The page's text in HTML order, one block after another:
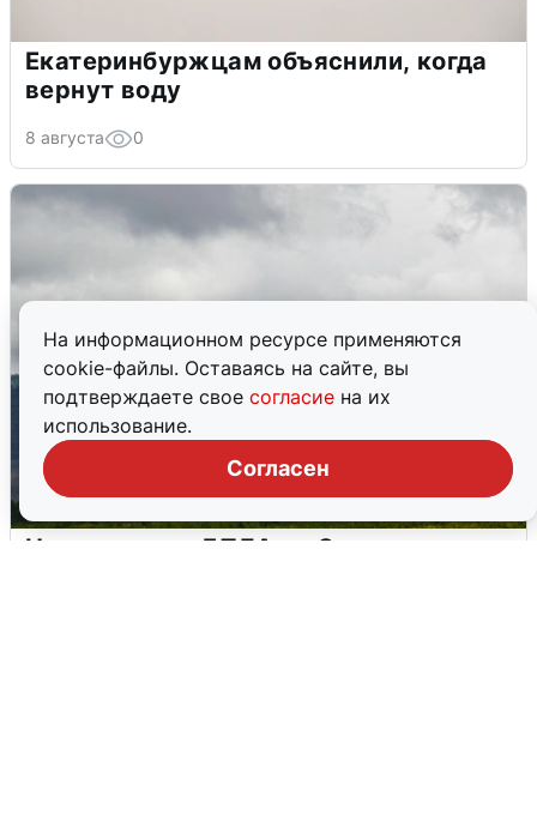
На информационном ресурсе применяются
cookie-файлы. Оставаясь на сайте, вы
подтверждаете свое согласие на их
использование.
Согласен
Екатеринбуржцам объяснили, когда
вернут воду
8 августа 0
Ночная атака БПЛА на Самарскую